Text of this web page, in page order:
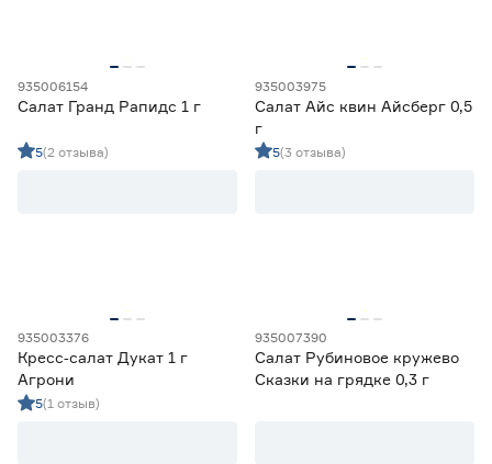
Позднеспелый
Раннеспелый
Скороспелый
3
Среднеранний
Гавриш
Евросемена
0
Китай
0
935006154
Салат Гранд Рапидс 1 г
5(2 отзыва)
935003975
Салат Айс квин Айсберг 0,5
г
5(3 отзыва)
935003376
Кресс‑салат Дукат 1 г
Агрони
5(1 отзыв)
935007390
Салат Рубиновое кружево
Сказки на грядке 0,3 г